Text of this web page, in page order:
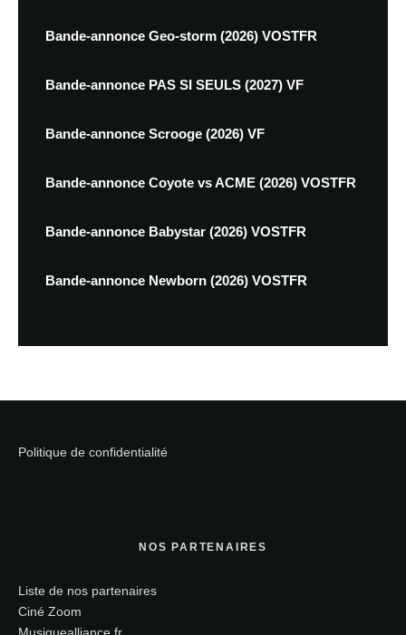
Bande-annonce Geo-storm (2026) VOSTFR
Bande-annonce PAS SI SEULS (2027) VF
Bande-annonce Scrooge (2026) VF
Bande-annonce Coyote vs ACME (2026) VOSTFR
Bande-annonce Babystar (2026) VOSTFR
Bande-annonce Newborn (2026) VOSTFR
Politique de confidentialité
NOS PARTENAIRES
Liste de nos partenaires
Ciné Zoom
Musiquealliance.fr